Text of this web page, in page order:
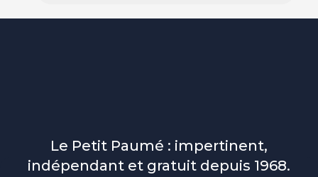
Le Petit Paumé : impertinent,
indépendant et gratuit depuis 1968.